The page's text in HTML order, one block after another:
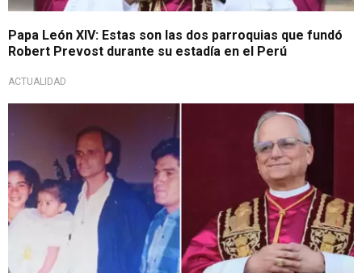
Papa León XIV: Estas son las dos parroquias que fundó
Robert Prevost durante su estadía en el Perú
ACTUALIDAD